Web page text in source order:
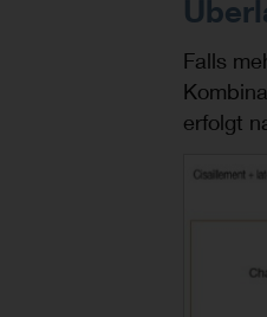
Falls
erfolgt
Image